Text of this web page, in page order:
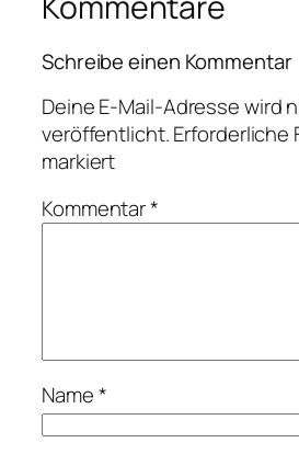
Schreibe einen Kommentar
Deine E-Mail-Adresse wird
veröffentlicht.Erforderliche
markiert
Kommentar*
Name*